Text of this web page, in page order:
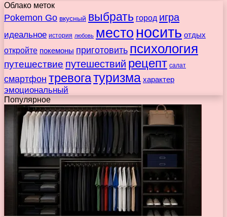
Облако меток
Pokemon Go вкусный выбрать город игра
идеальное история любовь место носить отдых
откройте покемоны приготовить психология
путешествие путешествий рецепт салат
смартфон тревогатуризма характер
эмоциональный
Популярное